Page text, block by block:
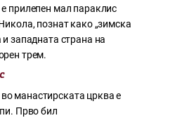
прилепен мал параклис
познат како „зимска
западната страна на
трем.
манастирската црква е
Прво бил